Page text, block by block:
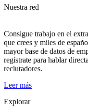
Nuestra red
Consigue trabajo en el
que crees y miles de
mayor base de datos de
regístrate para hablar
reclutadores.
Leer más
Explorar